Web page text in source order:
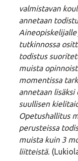
valmistavan
annetaan
tutkinnossa
todistus
muista
momentissa
annetaan
suullisen
Opetushallitus
perusteissa
muista kuin 3
liitteistä.